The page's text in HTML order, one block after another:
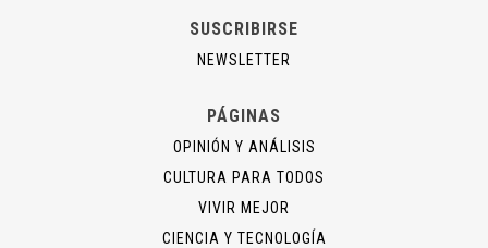
SUSCRIBIRSE
NEWSLETTER
PÁGINAS
OPINIÓN Y ANÁLISIS
CULTURA PARA TODOS
VIVIR MEJOR
CIENCIA Y TECNOLOGÍA